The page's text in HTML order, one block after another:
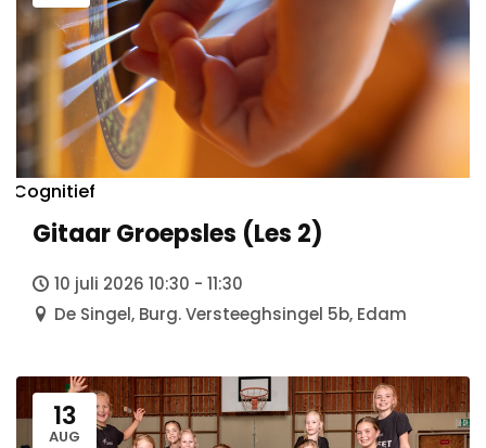
Cognitief
Gitaar Groepsles (Les 2)
10 juli 2026 10:30 - 11:30
De Singel, Burg. Versteeghsingel 5b, Edam
13
AUG